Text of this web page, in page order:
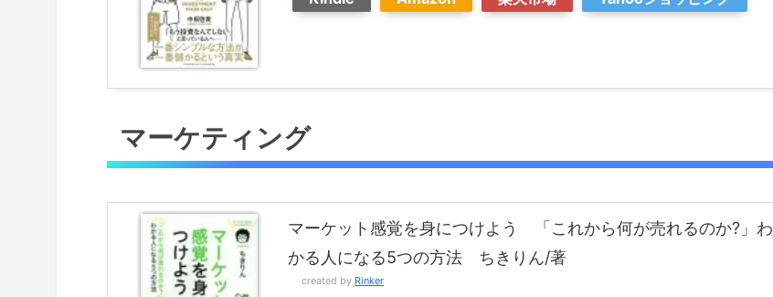
マーケティング
マーケット感覚を身につけよう 「これから何が売れるのか?」わ
かる人になる5つの方法 ちきりん/著
created by Rinker